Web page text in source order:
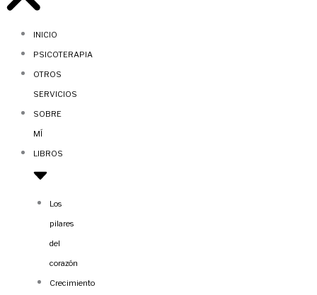
INICIO
PSICOTERAPIA
OTROS
SERVICIOS
SOBRE
MÍ
LIBROS
Los
pilares
del
corazón
Crecimiento